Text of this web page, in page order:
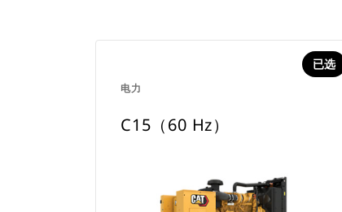
电力
已选
C15（60 Hz）